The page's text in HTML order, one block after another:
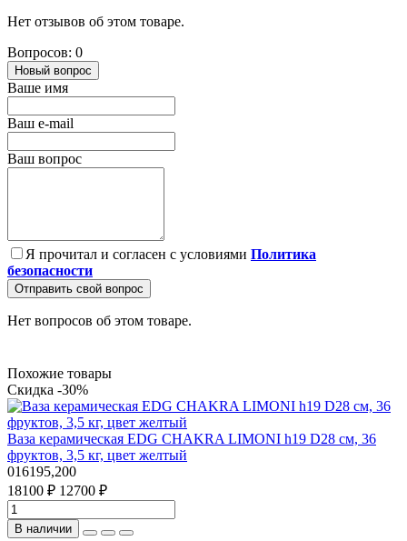
Нет отзывов об этом товаре.
Вопросов: 0
Новый вопрос
Ваше имя
Ваш e-mail
Ваш вопрос
Я прочитал и согласен с условиями Политика
безопасности
Отправить свой вопрос
Нет вопросов об этом товаре.
Похожие товары
Скидка -30%
Ваза керамическая EDG CHAKRA LIMONI h19 D28 см, 36
фруктов, 3,5 кг, цвет желтый
016195,200
18100 ₽ 12700 ₽
В наличии